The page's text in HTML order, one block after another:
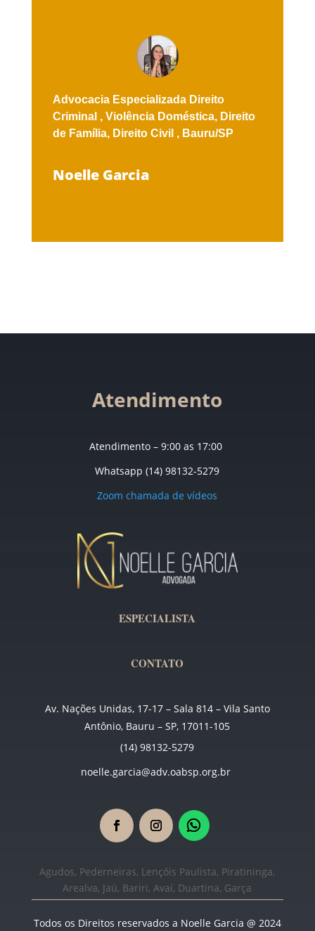
Advocacia Especializada Direito
Criminal , Violência Doméstica, Direito
de Família, Direito Civil , Bauru/SP
Noelle Garcia
Atendimento
Atendimento – 9:00 as 17:00
Whatsapp (14) 98132-5279
Zoom chamada de vídeos
ESPECIALISTA
CONTATO
Av. Nações Unidas, 17-17 – Sala 814 – Vila Santo
Antônio, Bauru – SP, 17011-105
(14) 98132-5279
noelle.garcia@adv.oabsp.org.br
Agudos, Pederneiras, Lençóis Paulista, Piratininga,
Arealva, Jaú, Bariri, Avaí, Duartina, Garça
Todos os Direitos reservados a Noelle Garcia @ 2024